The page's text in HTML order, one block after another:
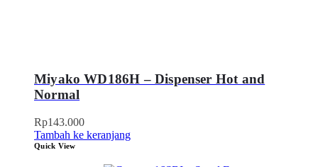
Miyako WD186H – Dispenser Hot and
Normal
Rp143.000
Tambah ke keranjang
Quick View